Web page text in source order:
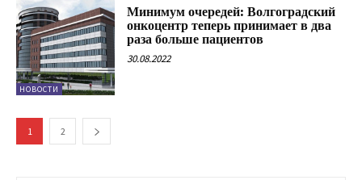
НОВОСТИ
Минимум очередей: Волгоградский
онкоцентр теперь принимает в два
раза больше пациентов
30.08.2022
1 2